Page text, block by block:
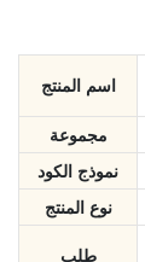
اسم المنتج
مجموعة
نموذج الكود
نوع المنتج
طلب